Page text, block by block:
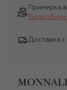
Примерка
Подробнее
Доставка